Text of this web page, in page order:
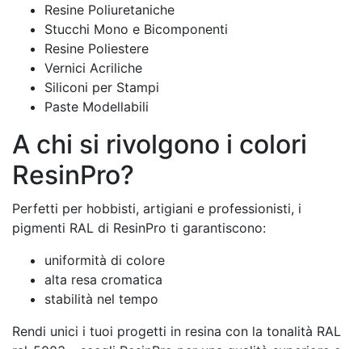
Resine Poliuretaniche
Stucchi Mono e Bicomponenti
Resine Poliestere
Vernici Acriliche
Siliconi per Stampi
Paste Modellabili
A chi si rivolgono i colori
ResinPro?
Perfetti per hobbisti, artigiani e professionisti, i
pigmenti RAL di ResinPro ti garantiscono:
uniformità di colore
alta resa cromatica
stabilità nel tempo
Rendi unici i tuoi progetti in resina con la tonalità RAL